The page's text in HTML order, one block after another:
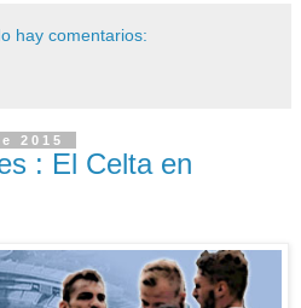
hay comentarios:
2015
: El Celta en